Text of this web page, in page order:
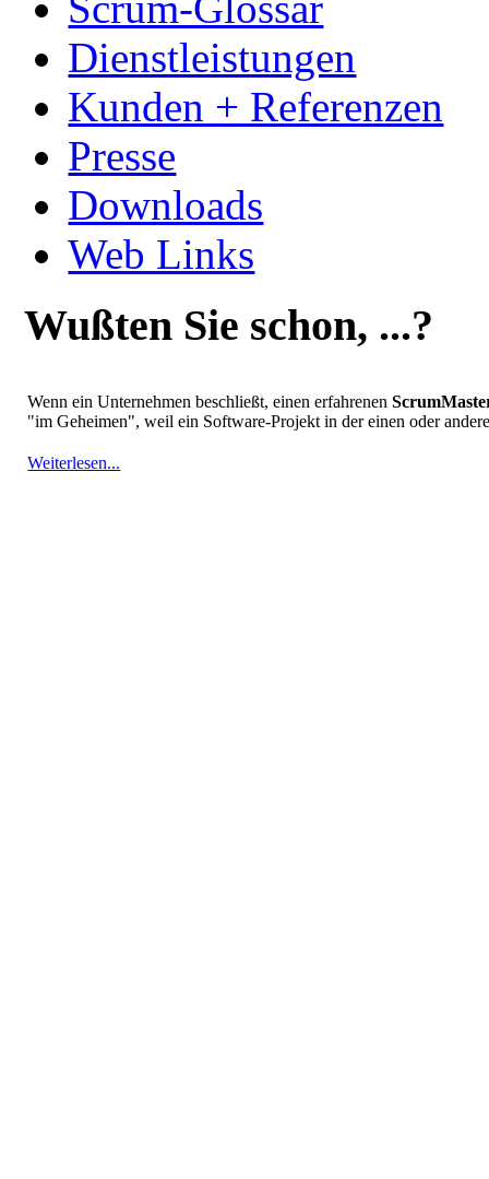
Dienstleistungen
Kunden + Referenzen
Presse
Downloads
Web Links
Wußten Sie schon, ...?
Wenn ein Unternehmen beschließt, einen erfahrenen
"im Geheimen", weil ein Software-Projekt in der einen oder
Weiterlesen...